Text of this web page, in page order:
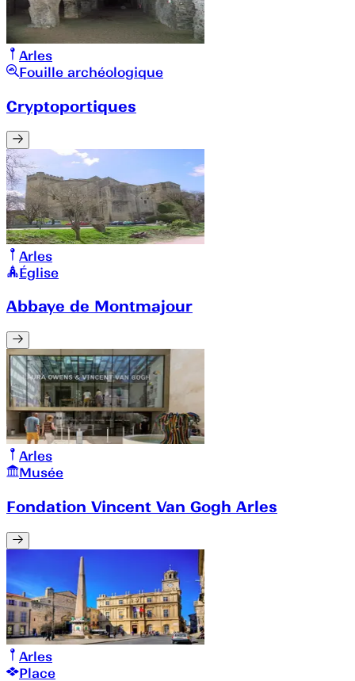
Arles
Fouille archéologique
Cryptoportiques
Arles
Église
Abbaye de Montmajour
Arles
Musée
Fondation Vincent Van Gogh Arles
Arles
Place